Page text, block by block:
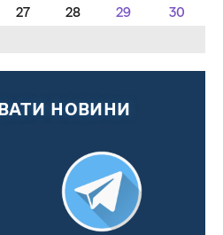
27 28 29
30
НОВИНИ